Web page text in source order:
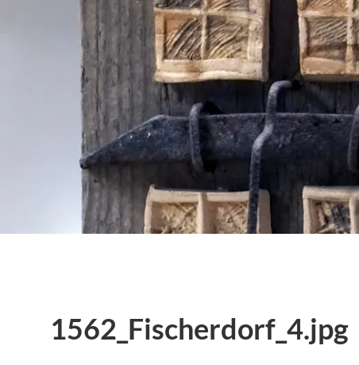
1562_Fischerdorf_4.jpg